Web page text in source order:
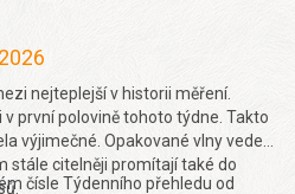
nejteplejší v historii měření.
první polovině tohoto týdne. Takto
výjimečné. Opakované vlny veder
stále citelněji promítají také do
čísle Týdenního přehledu od